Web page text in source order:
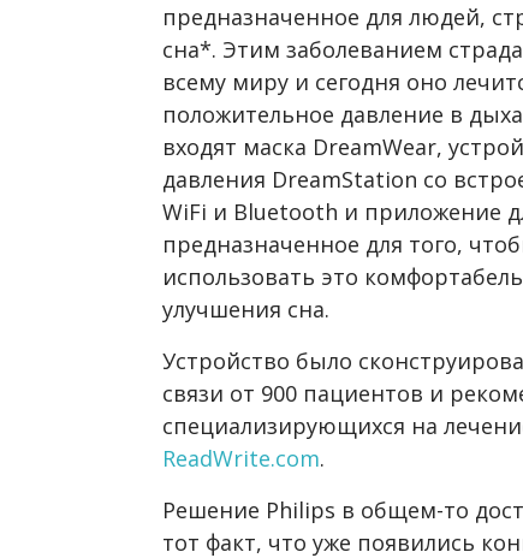
предназначенное для людей,
сна*. Этим заболеванием
всему миру и сегодня оно
положительное давление в
входят маска DreamWear,
давления DreamStation со
WiFi и Bluetooth и приложение
предназначенное для того,
использовать это
улучшения сна.
Устройство было
связи от 900 пациентов и
специализирующихся на
ReadWrite.com.
Решение Philips в общем-то
тот факт, что уже появились